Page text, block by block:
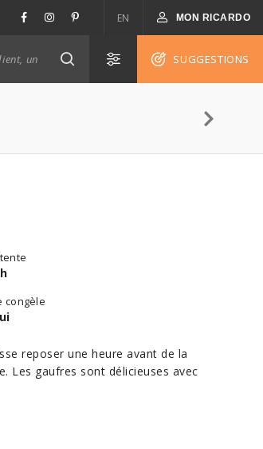
EN MON RICARDO
SUGGESTIONS
congèle
reposer une heure avant de la
Les gaufres sont délicieuses avec